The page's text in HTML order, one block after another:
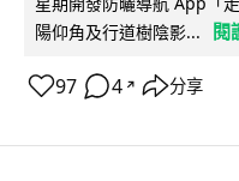
陽仰角及行道樹陰影...
閱
97 4 ↗ 分享